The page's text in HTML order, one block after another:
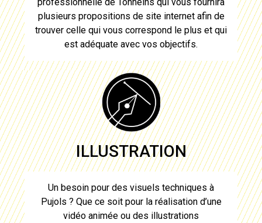
plusieurs propositions de site internet afin de
trouver celle qui vous correspond le plus et qui
est adéquate avec vos objectifs.
ILLUSTRATION
Un besoin pour des visuels techniques à
Pujols ? Que ce soit pour la réalisation d’une
vidéo animée ou des illustrations